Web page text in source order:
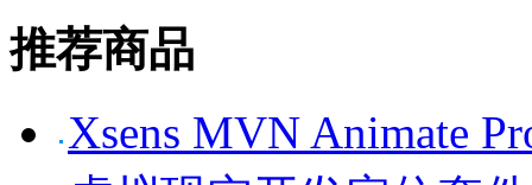
推荐商品
Xsens MVN Animate